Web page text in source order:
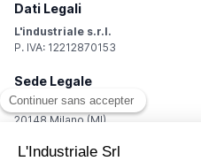
Dati Legali
L'industriale s.r.l.
P. IVA: 12212870153
Sede Legale
Via Carlo Dolci, 32
20148 Milano (MI)